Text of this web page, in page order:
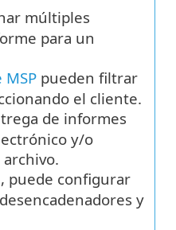
múltiples
para un
pueden filtrar
el cliente.
de informes
y/o
puede configurar
y